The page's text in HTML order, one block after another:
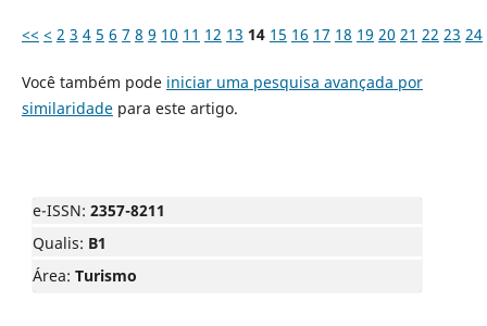
<< < 2 3 4 5 6 7 8 9 10 11 12 13 14 15 16 17 18 19 20 21 22 23 24
Você também pode iniciar uma pesquisa avançada por
similaridadepara este artigo.
e-ISSN: 2357-8211
Qualis: B1
Área: Turismo